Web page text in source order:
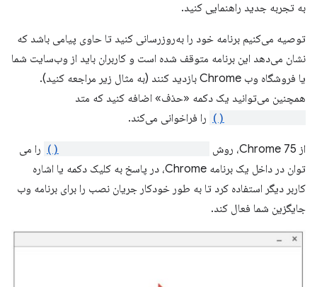
به تجربه جدید راهنمایی کنید.
توصیه می‌کنیم برنامه خود را به‌روزرسانی کنید تا حاوی پیامی باشد که
نشان می‌دهد این برنامه متوقف شده است و کاربران باید از وب‌سایت شما
یا فروشگاه وب Chrome بازدید کنند (به مثال زیر مراجعه کنید).
همچنین می‌توانید یک دکمه «حذف» اضافه کنید که متد
را فراخوانی می‌کند.
از Chrome 75، روش
را می
توان در داخل یک برنامه Chrome، در پاسخ به کلیک دکمه یا اشاره
کاربر دیگر استفاده کرد تا به طور خودکار جریان نصب را برای برنامه وب
جایگزین شما فعال کند.